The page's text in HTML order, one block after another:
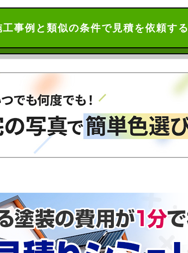
工事例と類似の条件で見積を依頼する